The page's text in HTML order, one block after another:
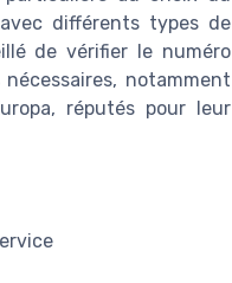
différents types de
de vérifier le numéro
notamment
réputés pour leur